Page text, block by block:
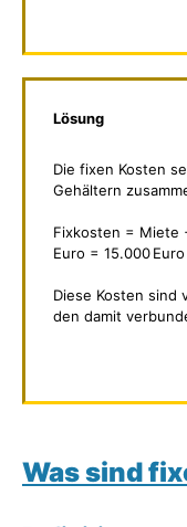
Lösung
Die fixen Kosten
Gehältern
Fixkosten = Miete
Euro = 15.000 Euro
Diese Kosten sind
den damit
Was sind